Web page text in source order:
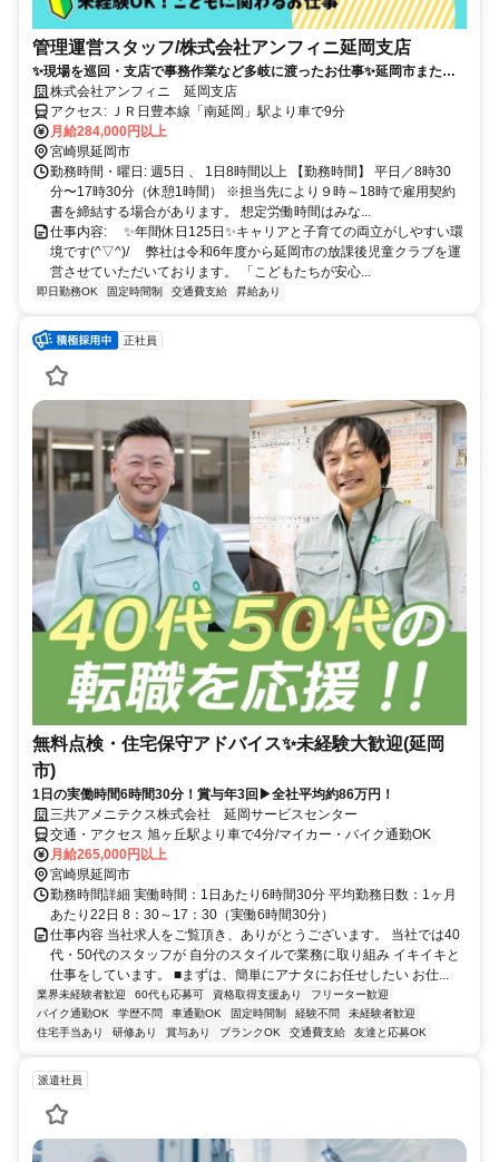
管理運営スタッフ/株式会社アンフィニ延岡支店
✨現場を巡回・支店で事務作業など多岐に渡ったお仕事✨延岡市または
門川町を担当✨学童保育や児童館の園の下の力持ち！未経験OK♪年間休
日125日♪土日祝やすみ♪
株式会社アンフィニ 延岡支店
アクセス: ＪＲ日豊本線「南延岡」駅より車で9分
月給284,000円以上
宮崎県延岡市
勤務時間・曜日: 週5日 、 1日8時間以上 【勤務時間】 平日／8時30
分〜17時30分（休憩1時間） ※担当先により９時～18時で雇用契約
書を締結する場合があります。 想定労働時間はみな...
仕事内容: ⠀ ✨年間休日125日✨キャリアと子育ての両立がしやすい環
境です(^▽^)/ ⠀ 弊社は令和6年度から延岡市の放課後児童クラブを運
営させていただいております。 「こどもたちが安心...
即日勤務OK 固定時間制 交通費支給 昇給あり
正社員
無料点検・住宅保守アドバイス✨未経験大歓迎(延岡
市)
1日の実働時間6時間30分！賞与年3回▶全社平均約86万円！
三共アメニテクス株式会社 延岡サービスセンター
交通・アクセス 旭ヶ丘駅より車で4分/マイカー・バイク通勤OK
月給265,000円以上
宮崎県延岡市
勤務時間詳細 実働時間：1日あたり6時間30分 平均勤務日数：1ヶ月
あたり22日 8：30～17：30（実働6時間30分）
仕事内容 当社求人をご覧頂き、ありがとうございます。 当社では40
代・50代のスタッフが 自分のスタイルで業務に取り組み イキイキと
仕事をしています。 ■まずは、簡単にアナタにお任せしたい お仕...
業界未経験者歓迎 60代も応募可 資格取得支援あり
フリーター歓迎
バイク通勤OK
学歴不問 車通勤OK 固定時間制 経験不問
未経験者歓迎
住宅手当あり
研修あり 賞与あり ブランクOK 交通費支給 友達と応募OK
派遣社員